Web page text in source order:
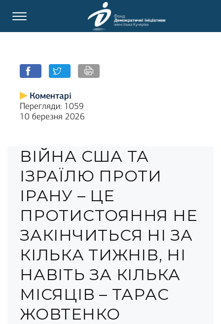
Коментарі
Перегляди: 1059
10 березня 2026
ВІЙНА США ТА
ІЗРАЇЛЮ ПРОТИ
ІРАНУ – ЦЕ
ПРОТИСТОЯННЯ НЕ
ЗАКІНЧИТЬСЯ НІ ЗА
КІЛЬКА ТИЖНІВ, НІ
НАВІТЬ ЗА КІЛЬКА
МІСЯЦІВ – ТАРАС
ЖОВТЕНКО